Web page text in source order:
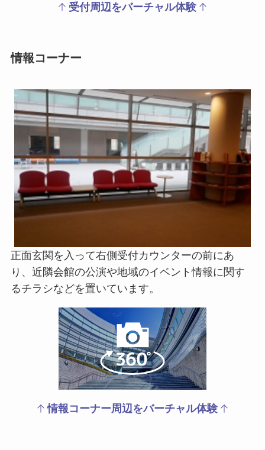
受付周辺をバーチャル体験
情報コーナー
正面玄関を入って右側受付カウンターの前にあ
り、近隣会館の公演や地域のイベント情報に関す
るチラシなどを置いています。
情報コーナー周辺をバーチャル体験